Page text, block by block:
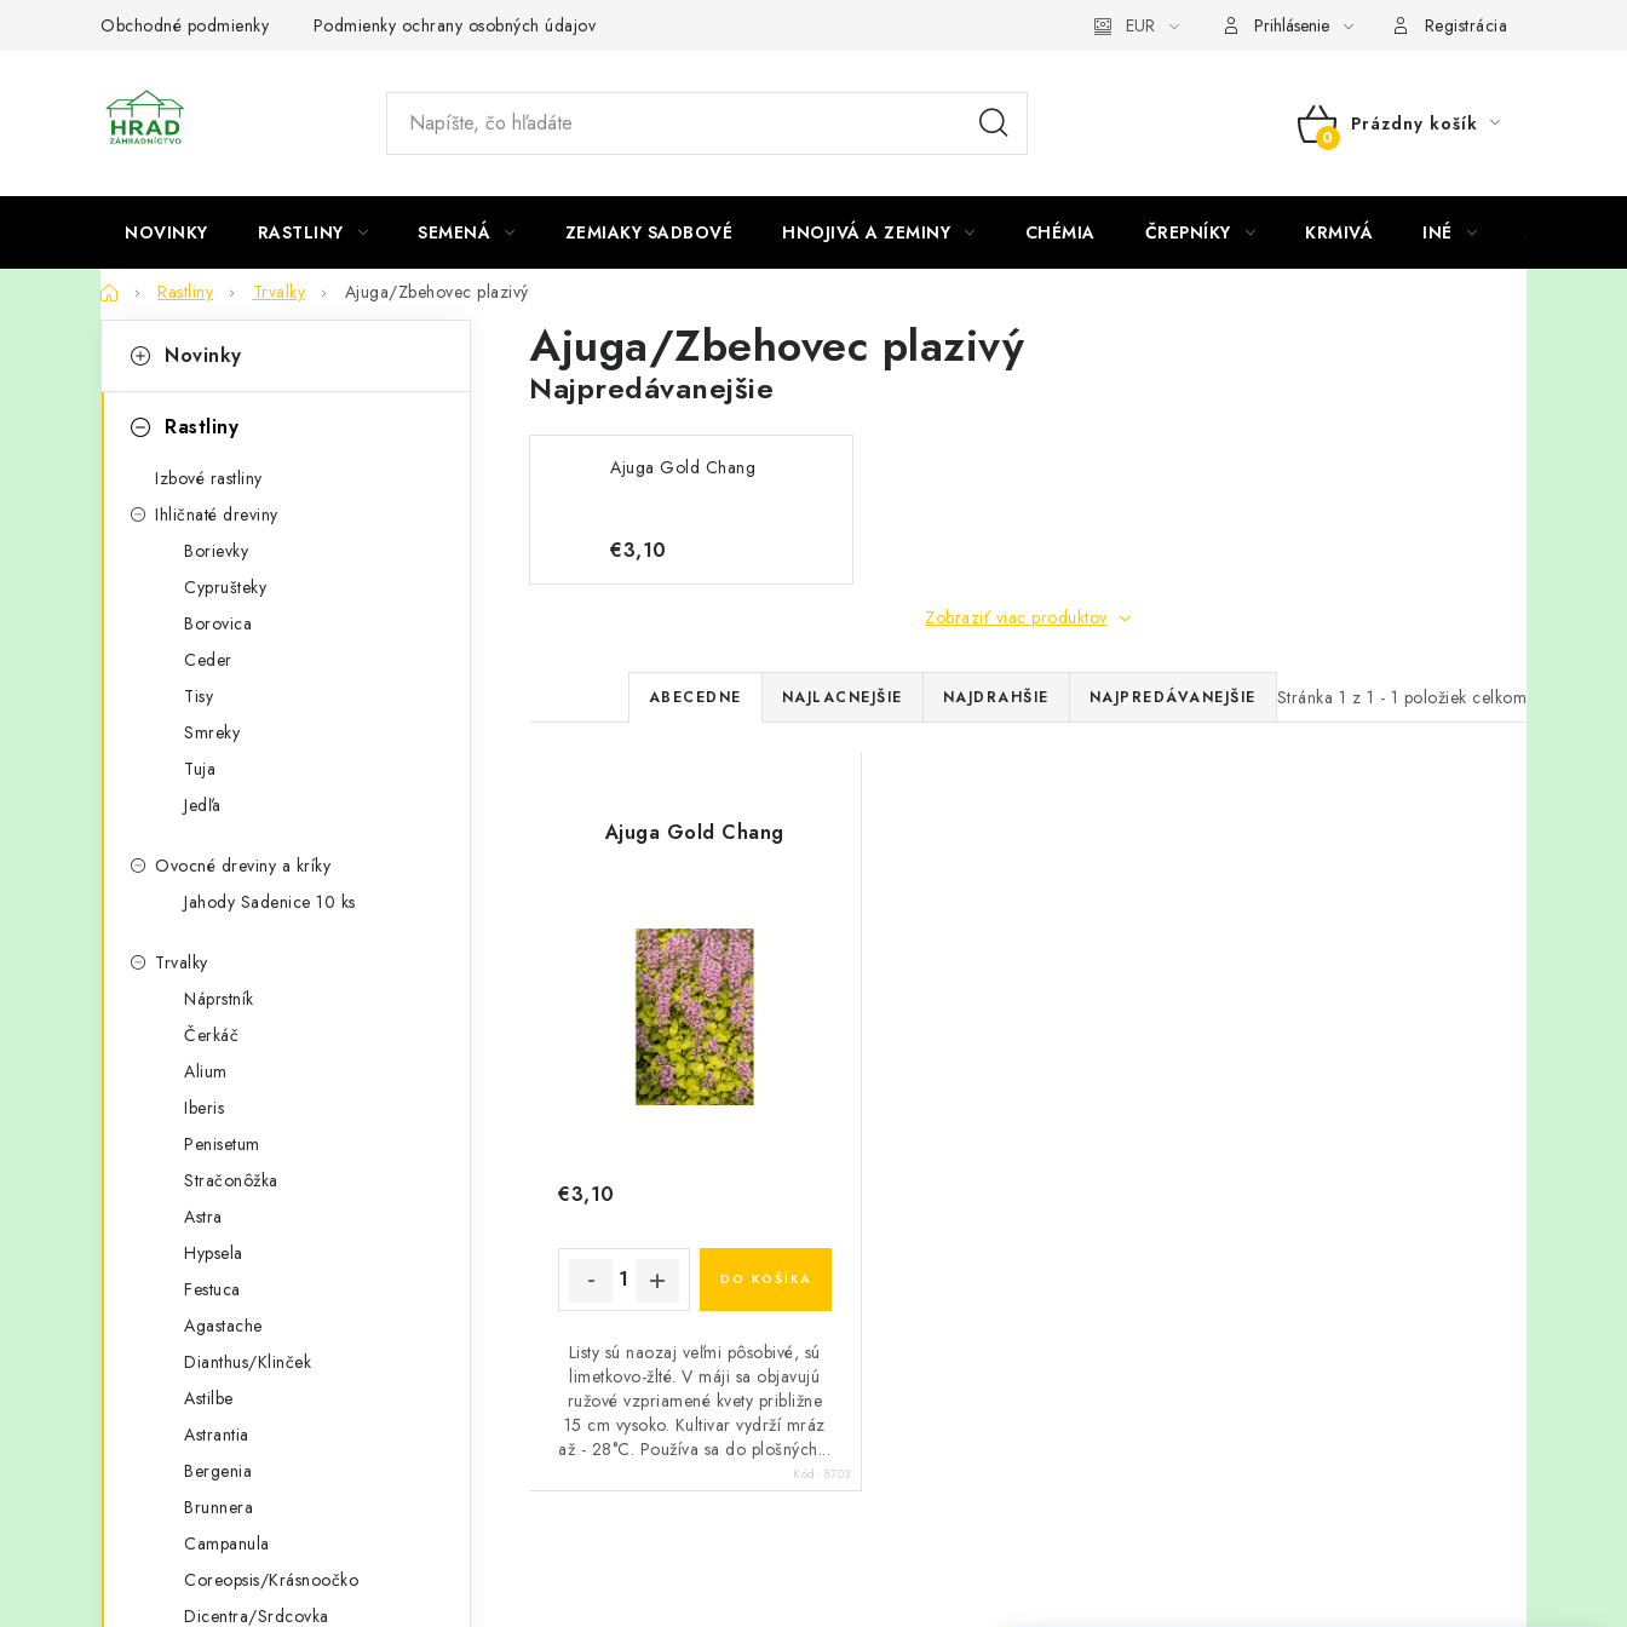
Obchodné podmienky Podmienky ochrany osobných údajov EUR Prihlásenie Registrácia
NÁKUPNÝ
KOŠÍK
Prázdny košík
NOVINKY RASTLINY SEMENÁ ZEMIAKY SADBOVÉ HNOJIVÁ A ZEMINY CHÉMIA ČREPNÍKY KRMIVÁ INÉ
DomovRastliny Trvalky Ajuga/Zbehovec plazivý
okategórie
a
Novinky
Rastliny
Izbové rastliny
Ihličnaté dreviny
Borievky
Cyprušteky
Borovica
Ceder
Tisy
Smreky
Tuja
Jedľa
Ovocné dreviny a kríky
Jahody Sadenice 10 ks
Trvalky
Náprstník
Čerkáč
Alium
Iberis
Penisetum
Stračonôžka
Astra
Hypsela
Festuca
Agastache
Dianthus/Klinček
Astilbe
Astrantia
Bergenia
Brunnera
Campanula
Coreopsis/Krásnoočko
Dicentra/Srdcovka
Ajuga/Zbehovec plazivý
Najpredávanejšie
Ajuga Gold Chang
€3,10
Zobraziť viac produktov
Stránka 1 z 1 - 1 položiek celkom
R
a
e
i
e
p
r
o
k
o
v
ABECEDNE NAJLACNEJŠIE NAJDRAHŠIE NAJPREDÁVANEJŠIE
Ajuga Gold Chang
€3,10
DO KOŠÍKA
Listy sú naozaj veľmi pôsobivé, sú
limetkovo-žlté. V máji sa objavujú
ružové vzpriamené kvety približne
15 cm vysoko. Kultivar vydrží mráz
až - 28°C. Používa sa do plošných...
Kód: 8703